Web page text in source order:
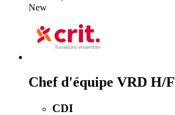
New
Chef d'équipe VRD H/F
CDI